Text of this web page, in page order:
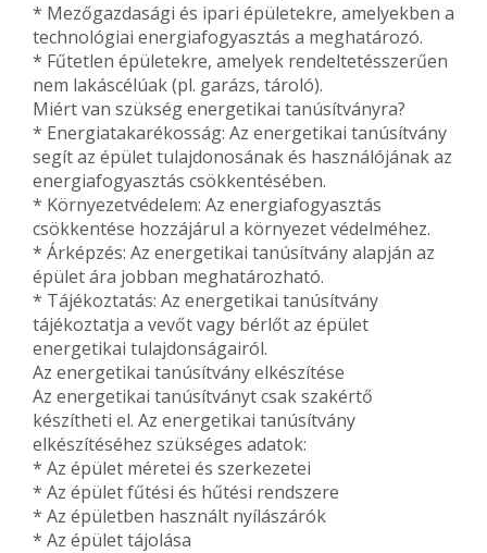
* Mezőgazdasági és ipari épületekre, amelyekben a
technológiai energiafogyasztás a meghatározó.
* Fűtetlen épületekre, amelyek rendeltetésszerűen
nem lakáscélúak (pl. garázs, tároló).
Miért van szükség energetikai tanúsítványra?
* Energiatakarékosság: Az energetikai tanúsítvány
segít az épület tulajdonosának és használójának az
energiafogyasztás csökkentésében.
* Környezetvédelem: Az energiafogyasztás
csökkentése hozzájárul a környezet védelméhez.
* Árképzés: Az energetikai tanúsítvány alapján az
épület ára jobban meghatározható.
* Tájékoztatás: Az energetikai tanúsítvány
tájékoztatja a vevőt vagy bérlőt az épület
energetikai tulajdonságairól.
Az energetikai tanúsítvány elkészítése
Az energetikai tanúsítványt csak szakértő
készítheti el. Az energetikai tanúsítvány
elkészítéséhez szükséges adatok:
* Az épület méretei és szerkezetei
* Az épület fűtési és hűtési rendszere
* Az épületben használt nyílászárók
* Az épület tájolása